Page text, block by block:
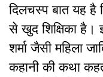
दिलचस्प बात यह है
से खुद शिक्षिका है।
शर्मा जैसी महिला
कहानी की कथा